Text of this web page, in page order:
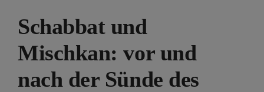
Schabbat und
Mischkan: vor und
nach der Sünde des